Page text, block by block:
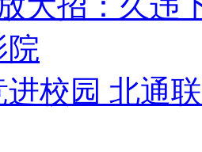
院
校园 北通